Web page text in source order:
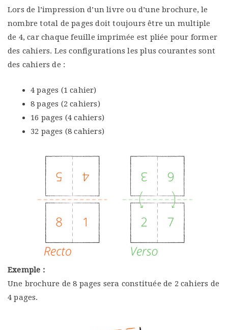
Lors de l’impression d’un livre ou d’une brochure, le
nombre total de pages doit toujours être un multiple
de 4, car chaque feuille imprimée est pliée pour former
des cahiers. Les configurations les plus courantes sont
des cahiers de :
4 pages (1 cahier)
8 pages (2 cahiers)
16 pages (4 cahiers)
32 pages (8 cahiers)
Exemple :
Une brochure de 8 pages sera constituée de 2 cahiers de
4 pages.